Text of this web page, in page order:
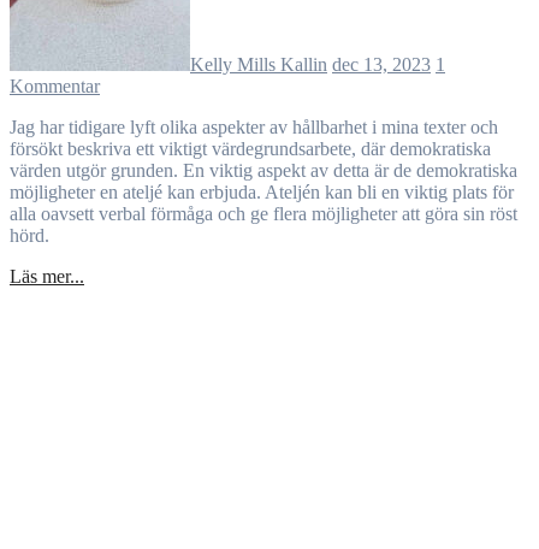
Kelly Mills Kallin dec 13, 2023 1
Kommentar
Jag har tidigare lyft olika aspekter av hållbarhet i mina texter och
försökt beskriva ett viktigt värdegrundsarbete, där demokratiska
värden utgör grunden. En viktig aspekt av detta är de demokratiska
möjligheter en ateljé kan erbjuda. Ateljén kan bli en viktig plats för
alla oavsett verbal förmåga och ge flera möjligheter att göra sin röst
hörd.
Läs mer...